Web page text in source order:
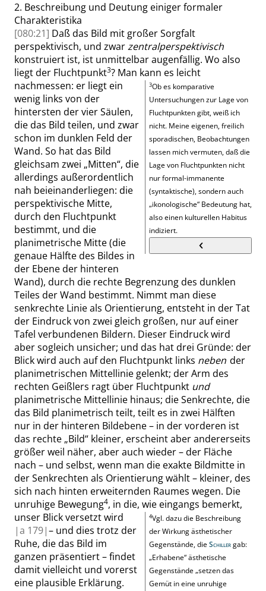
2. Beschreibung und Deutung einiger formaler
Charakteristika
[080:21] Daß das Bild mit großer Sorgfalt
perspektivisch, und zwarzentralperspektivisch
konstruiert ist, ist unmittelbar augenfällig. Wo also
liegt der Fluchtpunkt3
3Ob es komparative
Untersuchungen zur Lage von
Fluchtpunkten gibt, weiß ich
nicht. Meine eigenen, freilich
sporadischen, Beobachtungen
lassen mich vermuten, daß die
Lage von Fluchtpunkten nicht
nur formal-immanente
(syntaktische), sondern auch
„ikonologische“ Bedeutung hat,
also einen kulturellen Habitus
indiziert.
? Man kann es leicht
nachmessen: er liegt ein
wenig links von der
hintersten der vier Säulen,
die das Bild teilen, und zwar
schon im dunklen Feld der
Wand. So hat das Bild
gleichsam zwei „Mitten“, die
allerdings außerordentlich
nah beieinanderliegen: die
perspektivische Mitte,
durch den Fluchtpunkt
bestimmt, und die
planimetrische Mitte (die
genaue Hälfte des Bildes in
der Ebene der hinteren
Wand), durch die rechte Begrenzung des dunklen
Teiles der Wand bestimmt. Nimmt man diese
senkrechte Linie als Orientierung, entsteht in der Tat
der Eindruck von zwei gleich großen, nur auf einer
Tafel verbundenen Bildern. Dieser Eindruck wird
aber sogleich unsicher; und das hat drei Gründe: der
Blick wird auch auf den Fluchtpunkt links neben der
planimetrischen Mittellinie gelenkt; der Arm des
rechten Geißlers ragt über Fluchtpunkt und
planimetrische Mittellinie hinaus; die Senkrechte, die
das Bild planimetrisch teilt, teilt es in zwei Hälften
nur in der hinteren Bildebene – in der vorderen ist
das rechte „Bild“ kleiner, erscheint aber andererseits
größer weil näher, aber auch wieder – der Fläche
nach – und selbst, wenn man die exakte Bildmitte in
der Senkrechten als Orientierung wählt – kleiner, des
sich nach hinten erweiternden Raumes wegen. Die
unruhige Bewegung4
4Vgl. dazu die Beschreibung
der Wirkung ästhetischer
Gegenstände, dieSchillergab:
„Erhabene“ästhetische
Gegenstände„setzen das
Gemüt in eine unruhige
, in die, wie eingangs bemerkt,
unser Blick versetzt wird
|a 179|– und dies trotz der
Ruhe, die das Bild im
ganzen präsentiert – findet
damit vielleicht und vorerst
eine plausible Erklärung.